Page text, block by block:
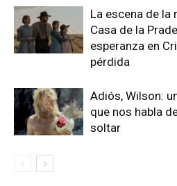
La escena de la
Casa de la
esperanza en
pérdida
Adiós, Wilson:
que nos habla
soltar